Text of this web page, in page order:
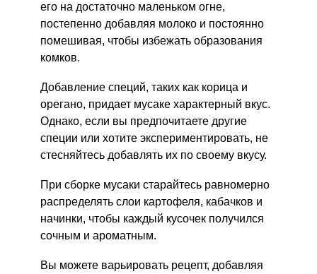
его на достаточно маленьком огне,
постепенно добавляя молоко и постоянно
помешивая, чтобы избежать образования
комков.
Добавление специй, таких как корица и
орегано, придает мусаке характерный вкус.
Однако, если вы предпочитаете другие
специи или хотите экспериментировать, не
стесняйтесь добавлять их по своему вкусу.
При сборке мусаки старайтесь равномерно
распределять слои картофеля, кабачков и
начинки, чтобы каждый кусочек получился
сочным и ароматным.
Вы можете варьировать рецепт, добавляя